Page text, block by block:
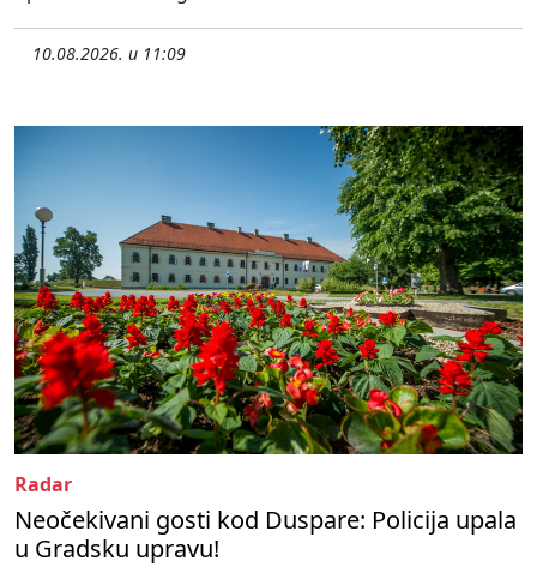
10.08.2026. u 11:09
Radar
Neočekivani gosti kod Duspare: Policija upala
u Gradsku upravu!